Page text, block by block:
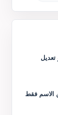
تعديل
الاسم فقط